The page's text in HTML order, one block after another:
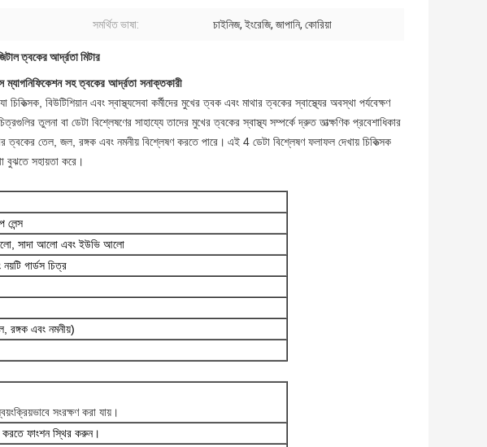
সমর্থিত ভাষা: চাইনিজ, ইংরেজি, জাপানি, কোরিয়া
ত্বকের আর্দ্রতা মিটার
সহ ত্বকের আর্দ্রতা সনাক্তকারী
বিউটিশিয়ান এবং স্বাস্থ্যসেবা কর্মীদের মুখের ত্বক এবং মাথার ত্বকের স্বাস্থ্যের অবস্থা পর্যবেক্ষণ
তুলনা বা ডেটা বিশ্লেষণের সাহায্যে তাদের মুখের ত্বকের স্বাস্থ্য সম্পর্কে দ্রুত তাত্ক্ষণিক প্রবেশাধিকার
ত্বকের তেল, জল, রঙ্গক এবং নমনীয় বিশ্লেষণ করতে পারে। এই 4 ডেটা বিশ্লেষণ ফলাফল দেখায় চিকিত্সক
বুঝতে সহায়তা করে।
লেন্স
সাদা আলো এবং ইউভি আলো
গার্ডস চিত্র
রঙ্গক এবং নমনীয়)
সংরক্ষণ করা যায়।
করতে ফাংশন স্থির করুন।